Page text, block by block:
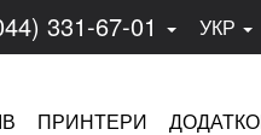
331-67-01 УКР
ПРИНТЕРИ